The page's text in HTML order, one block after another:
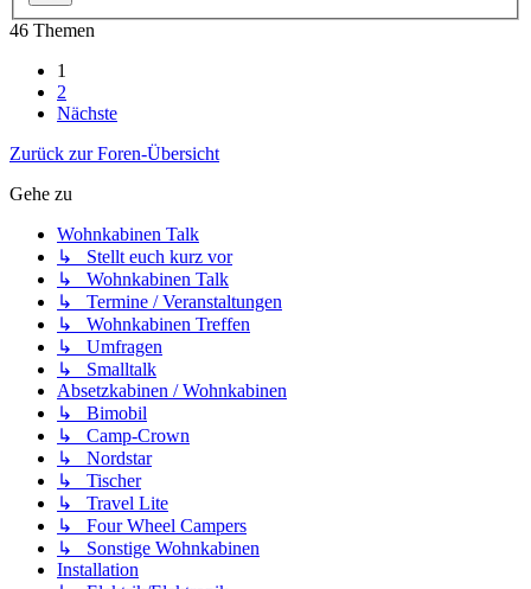
46 Themen
1
2
Nächste
Zurück zur Foren-Übersicht
Gehe zu
Wohnkabinen Talk
↳ Stellt euch kurz vor
↳ Wohnkabinen Talk
↳ Termine / Veranstaltungen
↳ Wohnkabinen Treffen
↳ Umfragen
↳ Smalltalk
Absetzkabinen / Wohnkabinen
↳ Bimobil
↳ Camp-Crown
↳ Nordstar
↳ Tischer
↳ Travel Lite
↳ Four Wheel Campers
↳ Sonstige Wohnkabinen
Installation